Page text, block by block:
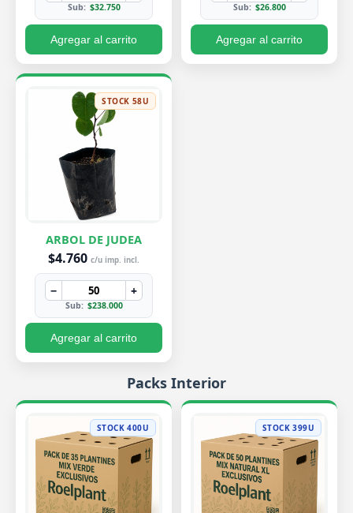
Sub: $32.750
Agregar al carrito
Sub: $26.800
Agregar al carrito
STOCK 58U
ARBOL DE JUDEA
$4.760 c/u imp. incl.
− +
Sub: $238.000
Agregar al carrito
Packs Interior
STOCK 400U STOCK 399U